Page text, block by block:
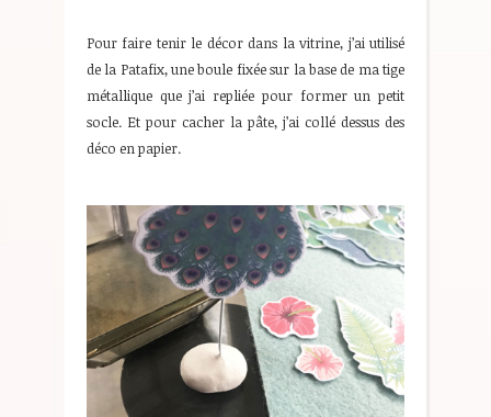
Pour faire tenir le décor dans la vitrine, j’ai utilisé
de la Patafix, une boule fixée sur la base de ma tige
métallique que j’ai repliée pour former un petit
socle. Et pour cacher la pâte, j’ai collé dessus des
déco en papier.